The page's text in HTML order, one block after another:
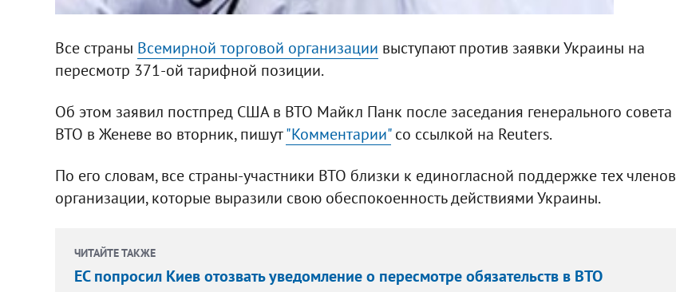
Все страны Всемирной торговой организации выступают против заявки Украины на
пересмотр 371-ой тарифной позиции.
Об этом заявил постпред США в ВТО Майкл Панк после заседания генерального совета
ВТО в Женеве во вторник, пишут"Комментарии"со ссылкой на Reuters.
По его словам, все страны-участники ВТО близки к единогласной поддержке тех членов
организации, которые выразили свою обеспокоенность действиями Украины.
ЧИТАЙТЕ ТАКЖЕ
ЕС попросил Киев отозвать уведомление о пересмотре обязательств в ВТО